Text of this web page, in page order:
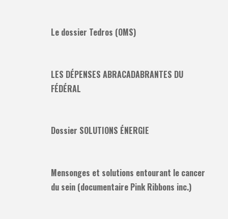
Le dossier Tedros (OMS)
LES DÉPENSES ABRACADABRANTES DU
FÉDÉRAL
Dossier SOLUTIONS ÉNERGIE
Mensonges et solutions entourant le cancer
du sein (documentaire Pink Ribbons inc.)